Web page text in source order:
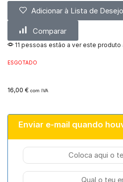
Adicionar à Lista de
Comparar
11 pessoas estão a ver este produto
ESGOTADO
16,00 € com IVA
Enviar e-mail quando